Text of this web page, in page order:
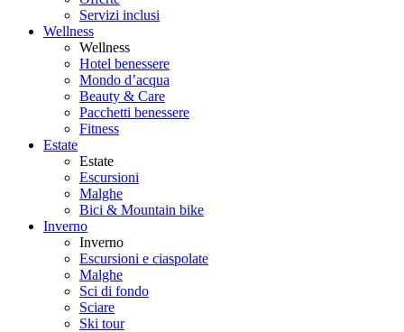
Servizi inclusi
Wellness
Wellness
Hotel benessere
Mondo d’acqua
Beauty & Care
Pacchetti benessere
Fitness
Estate
Estate
Escursioni
Malghe
Bici & Mountain bike
Inverno
Inverno
Escursioni e ciaspolate
Malghe
Sci di fondo
Sciare
Ski tour